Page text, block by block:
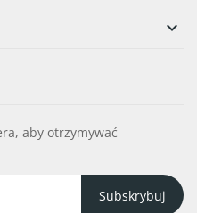

aby otrzymywać
Subskrybuj